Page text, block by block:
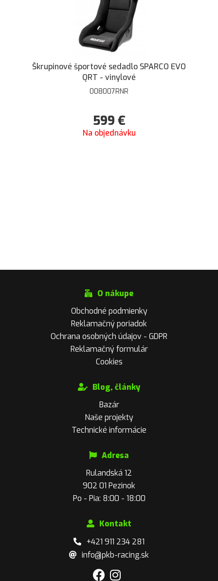
Škrupinové športové sedadlo SPARCO EVO
QRT - vinylové
008007RNR
599 €
Na objednávku
O nákupe
Obchodné podmienky
Reklamačný poriadok
Ochrana osobných údajov - GDPR
Reklamačný formulár
Cookies
Blog, články
Bazár
Naše projekty
Technické informácie
Adresa
Rulandská 12
902 01 Pezinok
Po - Pia: 8:00 - 18:00
Kontakt
+421 911 234 281
info@pkb-racing.sk